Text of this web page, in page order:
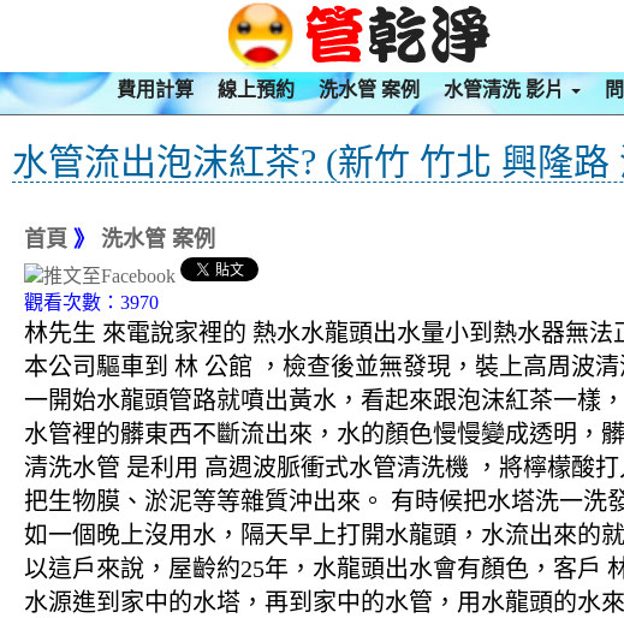
費用計算 線上預約 洗水管 案例 水管清洗 影片
水管流出泡沫紅茶? (新竹 竹北 興隆路
首頁 》 洗水管 案例
觀看次數：3970
林先生 來電說家裡的 熱水水龍頭出水量小到熱水器無法
本公司驅車到 林 公館 ，檢查後並無發現，裝上高周波清
一開始水龍頭管路就噴出黃水，看起來跟泡沫紅茶一樣
水管裡的髒東西不斷流出來，水的顏色慢慢變成透明，
清洗水管 是利用 高週波脈衝式水管清洗機 ，將檸檬酸
把生物膜、淤泥等等雜質沖出來。 有時候把水塔洗一洗
如一個晚上沒用水，隔天早上打開水龍頭，水流出來的
以這戶來說，屋齡約25年，水龍頭出水會有顏色，客戶
水源進到家中的水塔，再到家中的水管，用水龍頭的水